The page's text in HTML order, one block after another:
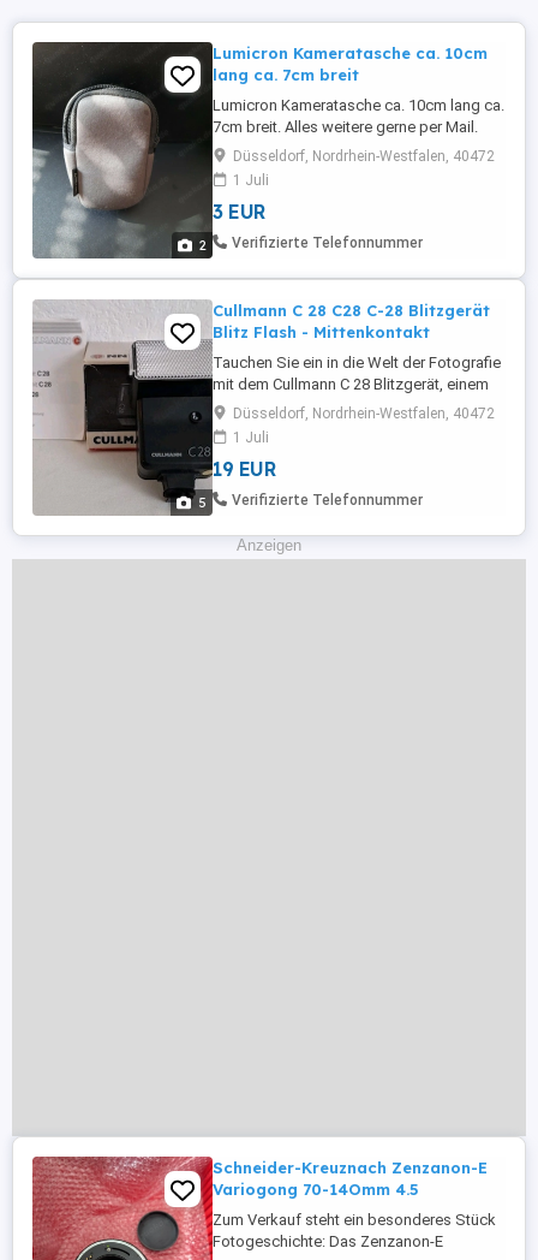
2
Lumicron Kameratasche ca. 10cm
lang ca. 7cm breit
Lumicron Kameratasche ca. 10cm lang ca.
7cm breit. Alles weitere gerne per Mail.
Bitte sehen Sie sich auch meine anderen
Anzeigen an, um Versandkosten zu
sparen. Privatverkauf keine Garantie oder
Rücknahme.
Düsseldorf, Nordrhein-Westfalen, 40472
1 Juli
3 EUR
Verifizierte Telefonnummer
5
Cullmann C 28 C28 C-28 Blitzgerät
Blitz Flash - Mittenkontakt
Tauchen Sie ein in die Welt der Fotografie
mit dem Cullmann C 28 Blitzgerät, einem
unverzichtbaren Zubehör für Ihre
Analogkamera. Dieses hochwertige
Blitzgerät besticht durch seine
Zuverlässigkeit und seine einfache
Handhabung. Es kommt mit einer
der Ausführung ...
Düsseldorf, Nordrhein-Westfalen, 40472
1 Juli
19 EUR
Verifizierte Telefonnummer
Anzeigen
Schneider-Kreuznach Zenzanon-E
Variogong 70-14Omm 4.5
Zum Verkauf steht ein besonderes Stück
Fotogeschichte: Das Zenzanon-E